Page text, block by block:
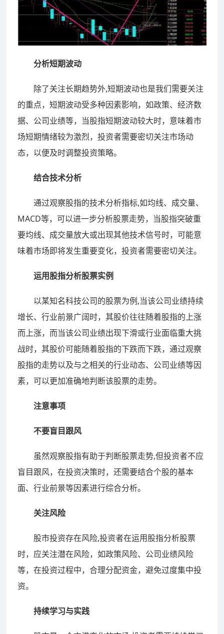
分析短期波动
除了关注长期趋势外,短期波动也是我们需要关注
的重点，短期波动受多种因素影响，如政策、经济数
据、公司业绩等，当股指短期波动较大时，意味着市
场短期情绪较为激烈，投资者需要密切关注市场动
态，以便及时调整投资策略。
结合技术分析
通过观察股指的技术分析指标,如均线、成交量、
MACD等，可以进一步分析股票走势，当股指突破重
要均线、成交量放大或出现其他技术信号时，可能意
味着市场即将发生重要变化，投资者需要密切关注。
运用股指分析股票实例
以某知名科技公司的股票为例,当该公司业绩持续
增长、行业前景广阔时，其股价往往随着股指的上涨
而上涨，而当该公司业绩出现下滑或行业面临重大挑
战时，其股价可能随着股指的下跌而下跌，通过观察
股指的走势以及与之相关的行业动态、公司业绩等因
素，可以更加准确地判断该股票的走势。
注意事项
不要盲目跟风
虽然观察股指有助于判断股票走势,但投资者不应
盲目跟风，在投资决策时，还需要结合个股的基本
面、行业前景等因素进行综合分析。
关注风险
股市投资存在风险,投资者在运用股指分析股票
时，应关注潜在风险，如政策风险、公司业绩风险
等，在投资过程中，合理分配资金，避免过度集中投
资。
持续学习与实践